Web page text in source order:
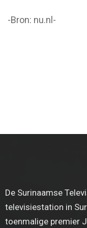
-Bron: nu.nl-
De Surinaamse
televisiestation in
toenmalige premier